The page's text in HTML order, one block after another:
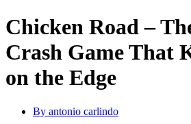
Chicken Road –
Crash Game That
on the Edge
By antonio carlindo